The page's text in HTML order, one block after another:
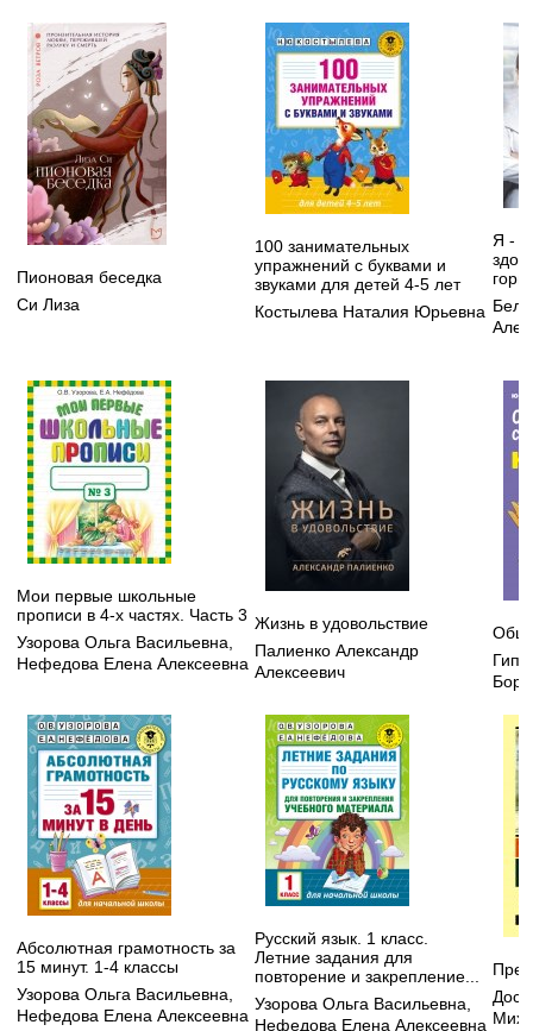
Пионовая беседка
Си Лиза
100 занимательных
упражнений с буквами и
звуками для детей 4-5 лет
Костылева Наталия Юрьевна
Я -
Мои первые школьные
прописи в 4-х частях. Часть 3
Узорова Ольга Васильевна
Нефедова Елена Алексеевна
Жизнь в удовольствие
Палиенко Александр
Алексеевич
Абсолютная грамотность за
15 минут. 1-4 классы
Узорова Ольга Васильевна
Нефедова Елена Алексеевна
Русский язык. 1 класс.
Летние задания для
повторение и закрепление...
Узорова Ольга Васильевна
Нефедова Елена Алексеевна